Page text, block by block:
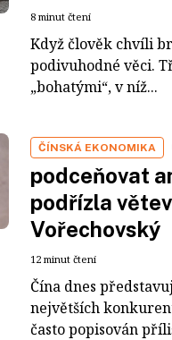
8 minut čtení
Když člověk chvíli
podivuhodné věci.
„bohatými“, v níž...
ČÍNSKÁ EKONOMIKA
podceňovat
podřízla
Vořechovský
12 minut čtení
Čína dnes
největších
často popisován